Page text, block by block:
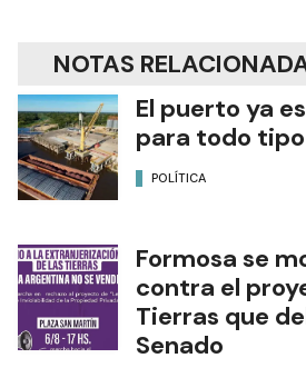
NOTAS
El puerto ya
para todo
POLÍTICA
Formosa se
contra el
Tierras que
Senado